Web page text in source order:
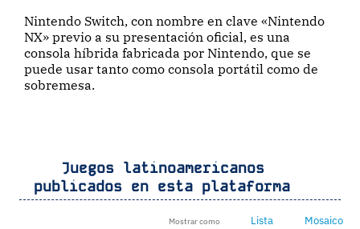
Nintendo Switch, con nombre en clave «Nintendo
NX» previo a su presentación oficial, es una
consola híbrida fabricada por Nintendo, que se
puede usar tanto como consola portátil como de
sobremesa.
Juegos latinoamericanos
publicados en esta plataforma
Mostrar como Lista Mosaico